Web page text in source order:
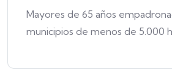
Mayores de 65 años
municipios de menos de 5.000